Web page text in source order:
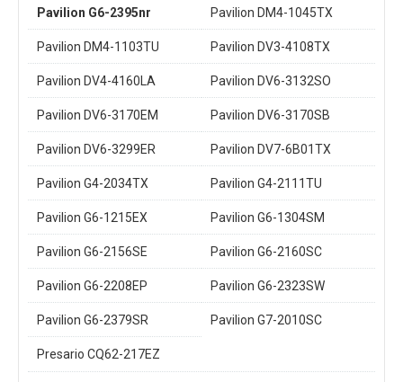
Pavilion G6-2395nr Pavilion DM4-1045TX
Pavilion DM4-1103TU Pavilion DV3-4108TX
Pavilion DV4-4160LA Pavilion DV6-3132SO
Pavilion DV6-3170EM Pavilion DV6-3170SB
Pavilion DV6-3299ER Pavilion DV7-6B01TX
Pavilion G4-2034TX Pavilion G4-2111TU
Pavilion G6-1215EX Pavilion G6-1304SM
Pavilion G6-2156SE Pavilion G6-2160SC
Pavilion G6-2208EP Pavilion G6-2323SW
Pavilion G6-2379SR Pavilion G7-2010SC
Presario CQ62-217EZ